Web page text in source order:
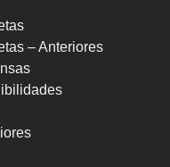
– Anteriores